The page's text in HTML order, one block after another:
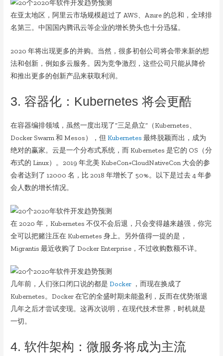
在亚太地区，阿里云市场规模超过了 AWS、Azure 的总和，全球排
名第三。中国国内腾讯云等企业的增长势头也十分迅猛。
2020 年将出现更多的并购。当然，很多初创公司将会带来新的想
法和创新，例如多云服务。因为竞争激烈，这些公司只能从降价
和推出更多的创新产品来获取利润。
3. 容器化：Kubernetes 将会更酷
在容器编排领域，虽然一度出现了“三足鼎立”（Kubernetes、
Docker Swarm 和 Mesos），但Kubernetes最终脱颖而出，成为
绝对的赢家。云是一个分布式系统，而 Kubernetes 是它的 OS（分
布式的 Linux）。2019 年北美 KubeCon+CloudNativeCon 大会的参
会者达到了 12000 名，比 2018 年增长了 50%。以下是过去 4 年参
会人数的增长情况。
在 2020 年，Kubernetes 不仅不会后退，只会变得越来越强，你完
全可以把赌注压在 Kubernetes 身上。另外值得一提的是，
Migrantis 最近收购了 Docker Enterprise，不过收购数额不详。
几年前，人们张口闭口说的都是Docker ，而现在换成了
Kubernetes。Docker 在它的全盛时期未能盈利，反而在优势渐退
几年之后才尝试变现。这再次说明，在现代技术世界，时机就是
一切。
4. 软件架构：微服务将成为主流